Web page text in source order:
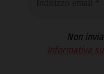
Non
Informativa